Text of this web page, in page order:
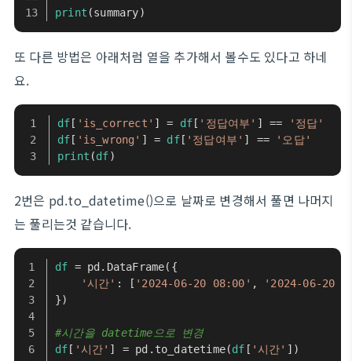
print (summary)
또 다른 방법은 아래처럼 열을 추가해서 볼수도 있다고 하네
요.
df [ 'is_correct' ] = df [ '정답여부' ] ==
'정답'
df [ 'is_wrong' ] = df[ '정답여부' ] ==
'오답'
print (df)
2번은 pd.to_datetime()으로 날짜로 변경해서 풀면 나머지
는 풀리는것 같습니다.
df = pd.DataFrame({
'시간' : [ '2024-06-20 08:00' ,
'2024-06-20
})
#시간을 datetime으로 변경
df [ '시간' ] = pd.to_datetime(df [ '시간' ])